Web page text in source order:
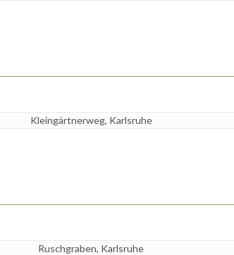
Kleingärtnerweg, Karlsruhe
Ruschgraben, Karlsruhe